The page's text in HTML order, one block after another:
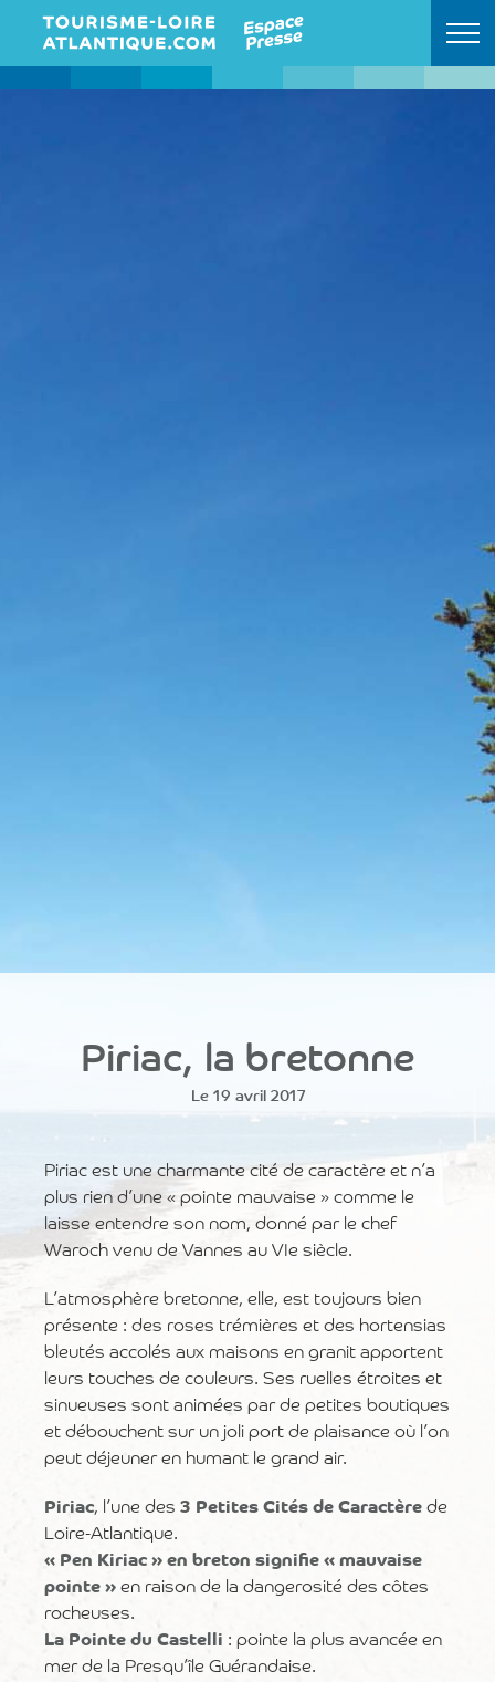
Retour à l'accueil
Piriac, la bretonne
Le 19 avril 2017
Piriac est une charmante cité de caractère et n’a
plus rien d’une « pointe mauvaise » comme le
laisse entendre son nom, donné par le chef
Waroch venu de Vannes au VIe siècle.
L’atmosphère bretonne, elle, est toujours bien
présente : des roses trémières et des hortensias
bleutés accolés aux maisons en granit apportent
leurs touches de couleurs. Ses ruelles étroites et
sinueuses sont animées par de petites boutiques
et débouchent sur un joli port de plaisance où l’on
peut déjeuner en humant le grand air.
Piriac, l’une des3 Petites Cités de Caractèrede
Loire-Atlantique.
« Pen Kiriac » en breton signifie « mauvaise
pointe »en raison de la dangerosité des côtes
rocheuses.
La Pointe du Castelli : pointe la plus avancée en
mer de la Presqu’île Guérandaise.